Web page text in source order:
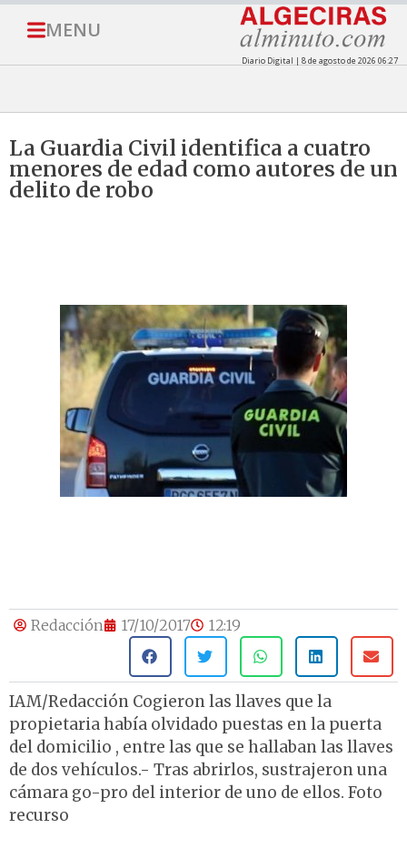
MENU
Diario Digital | 8 de agosto de 2026 06:27
La Guardia Civil identifica a cuatro
menores de edad como autores de un
delito de robo
Redacción 17/10/2017 12:19
IAM/Redacción Cogieron las llaves que la
propietaria había olvidado puestas en la puerta
del domicilio , entre las que se hallaban las llaves
de dos vehículos.- Tras abrirlos, sustrajeron una
cámara go-pro del interior de uno de ellos. Foto
recurso